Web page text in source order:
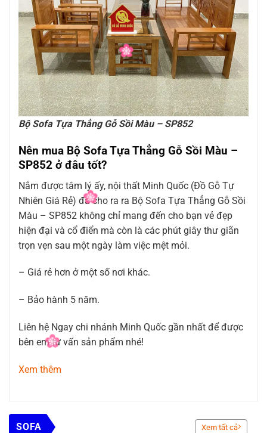
Bộ Sofa Tựa Thẳng Gỗ Sồi Màu – SP852
Nên mua Bộ Sofa Tựa Thẳng Gỗ Sồi Màu –
SP852 ở đâu tốt?
Nắm được tâm lý ấy, nội thất Minh Quốc (Đồ Gỗ Tự
Nhiên Giá Rẻ) đã cho ra ra Bộ Sofa Tựa Thẳng Gỗ Sồi
Màu – SP852 không chỉ mang đến cho bạn vẻ đẹp
hiện đại và cổ điển mà còn là các phút giây thư giãn
trọn vẹn sau một ngày làm việc mệt mỏi.
– Giá rẻ hơn ở một số nơi khác.
– Bảo hành 5 năm.
Liên hệ Ngay chi nhánh Minh Quốc gần nhất để được
bên em tư vấn sản phẩm nhé!
Xem thêm
SOFA Xem tất cả